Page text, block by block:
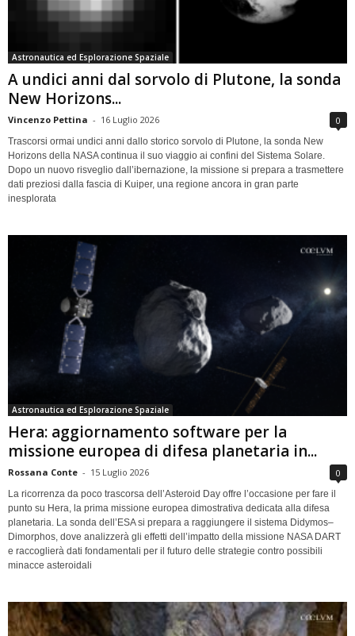
Astronautica ed Esplorazione Spaziale
A undici anni dal sorvolo di Plutone, la sonda
New Horizons...
Vincenzo Pettina - 16 Luglio 2026 0
Trascorsi ormai undici anni dallo storico sorvolo di Plutone, la sonda New
Horizons della NASA continua il suo viaggio ai confini del Sistema Solare.
Dopo un nuovo risveglio dall’ibernazione, la missione si prepara a trasmettere
dati preziosi dalla fascia di Kuiper, una regione ancora in gran parte
inesplorata
Astronautica ed Esplorazione Spaziale
Hera: aggiornamento software per la
missione europea di difesa planetaria in...
Rossana Conte - 15 Luglio 2026 0
La ricorrenza da poco trascorsa dell’Asteroid Day offre l’occasione per fare il
punto su Hera, la prima missione europea dimostrativa dedicata alla difesa
planetaria. La sonda dell’ESA si prepara a raggiungere il sistema Didymos–
Dimorphos, dove analizzerà gli effetti dell’impatto della missione NASA DART
e raccoglierà dati fondamentali per il futuro delle strategie contro possibili
minacce asteroidali